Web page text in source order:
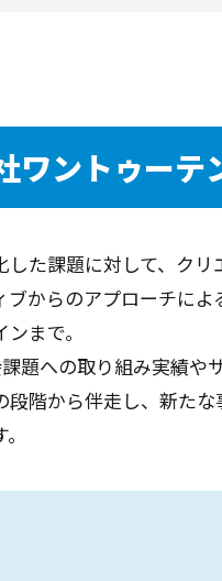
ワントゥーテ
した課題に対して、クリ
ブからのアプローチに
まで。
題への取り組み実績や
段階から伴走し、新た